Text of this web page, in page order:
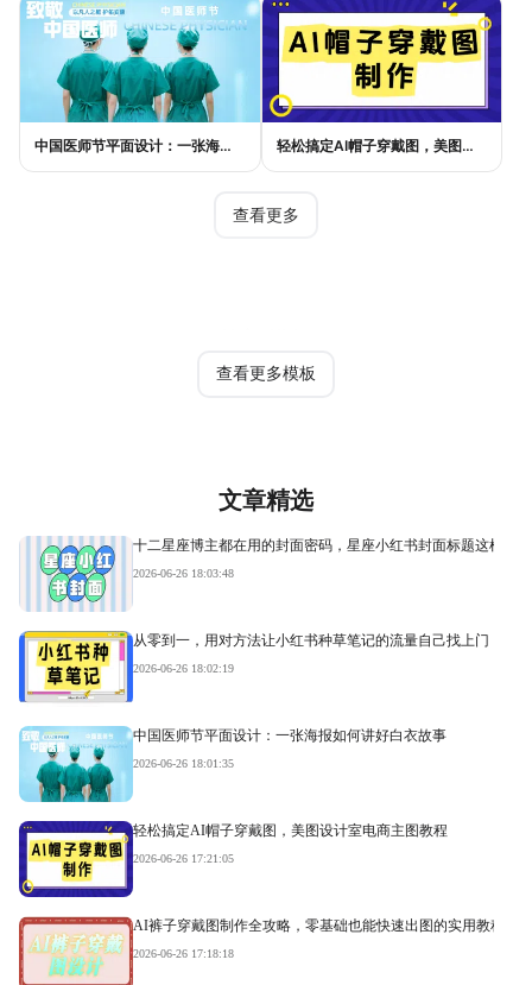
中国医师节平面设计：一张海报如何讲好白衣故事 轻松搞定AI帽子穿戴图，美图设计室电商主图教程
查看更多
查看更多模板
文章精选
十二星座博主都在用的封面密码，星座小红书封面标题这样写
2026-06-26 18:03:48
从零到一，用对方法让小红书种草笔记的流量自己找上门
2026-06-26 18:02:19
中国医师节平面设计：一张海报如何讲好白衣故事
2026-06-26 18:01:35
轻松搞定AI帽子穿戴图，美图设计室电商主图教程
2026-06-26 17:21:05
AI裤子穿戴图制作全攻略，零基础也能快速出图的实用教程
2026-06-26 17:18:18